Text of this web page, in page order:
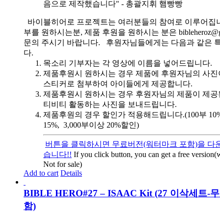
음으로 제작했습니다" - 총괄지휘 햄빵빵
바이블히어로 프로젝트는 여러분들의 참여로 이루어집
부를 원하시는분, 제품 후원을 원하시는 분은
문의 주시기 바랍니다. 후원자님들에게는 다음과 같은
다.
목소리 기부자는 각 영상에 이름을 넣어드립니다.
제품후원시 원하시는 경우 제품에 후원자님의 사
스티커로 첨부하여 아이들에게 제공합니다.
제품후원시 원하시는 경우 후원자님의 제품이 제
티비티 활동하는 사진을 보내드립니다.
제품후원의 경우 할인가 적용해드립니다.(100부
15%, 3,000부이상 20%할인)
버튼을 클릭하시면 무료버전(워터마크 포함)을 다
습니다!! If you click button, you can get a free
Not for sale)
Add to cart Details
BIBLE HERO#27 – ISAAC Kit (27 이삭세트-
함)